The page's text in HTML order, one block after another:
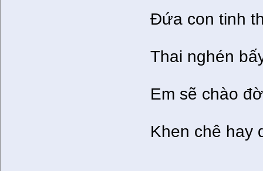
Đứa con tinh
Thai nghén
Em sẽ chào
Khen chê hay